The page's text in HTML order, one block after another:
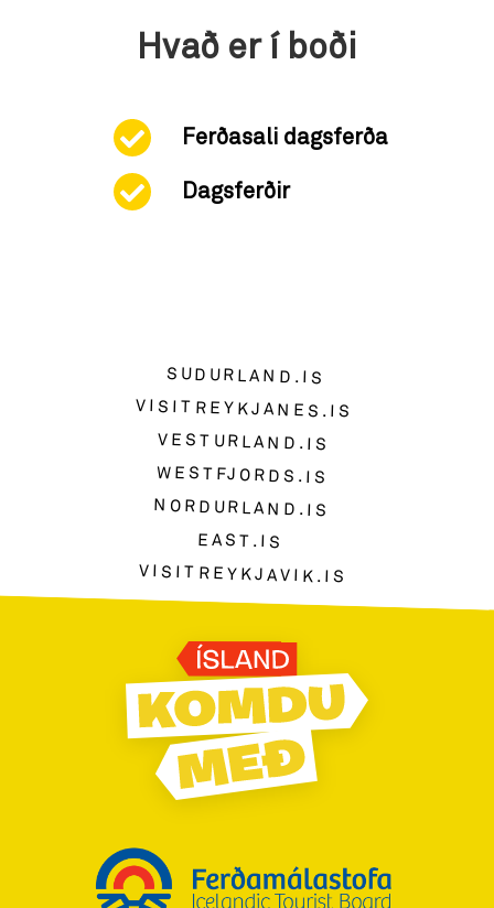
Hvað er í boði
Ferðasali dagsferða
Dagsferðir
SUDURLAND.IS
VISITREYKJANES.IS
VESTURLAND.IS
WESTFJORDS.IS
NORDURLAND.IS
EAST.IS
VISITREYKJAVIK.IS